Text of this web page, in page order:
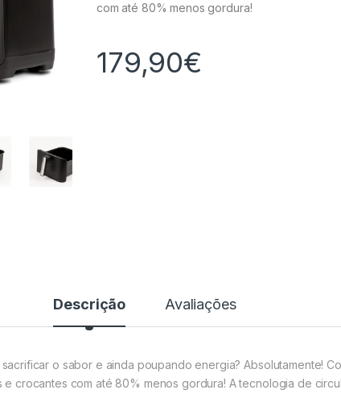
com até 80% menos gordura!
179,90€
Descrição Avaliações
o sabor e ainda poupando energia? Absolutamente!
crocantes com até 80% menos gordura! A tecnologia de